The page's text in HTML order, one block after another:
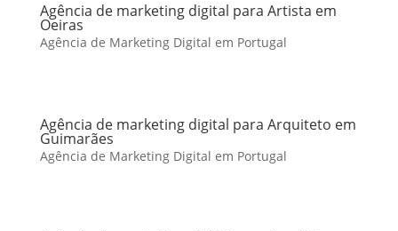
Agência de marketing digital para Artista em
Oeiras
Agência de Marketing Digital em Portugal
Agência de marketing digital para Arquiteto em
Guimarães
Agência de Marketing Digital em Portugal